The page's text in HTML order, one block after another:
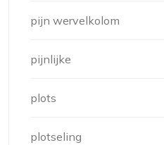
pijn wervelkolom
pijnlijke
plots
plotseling